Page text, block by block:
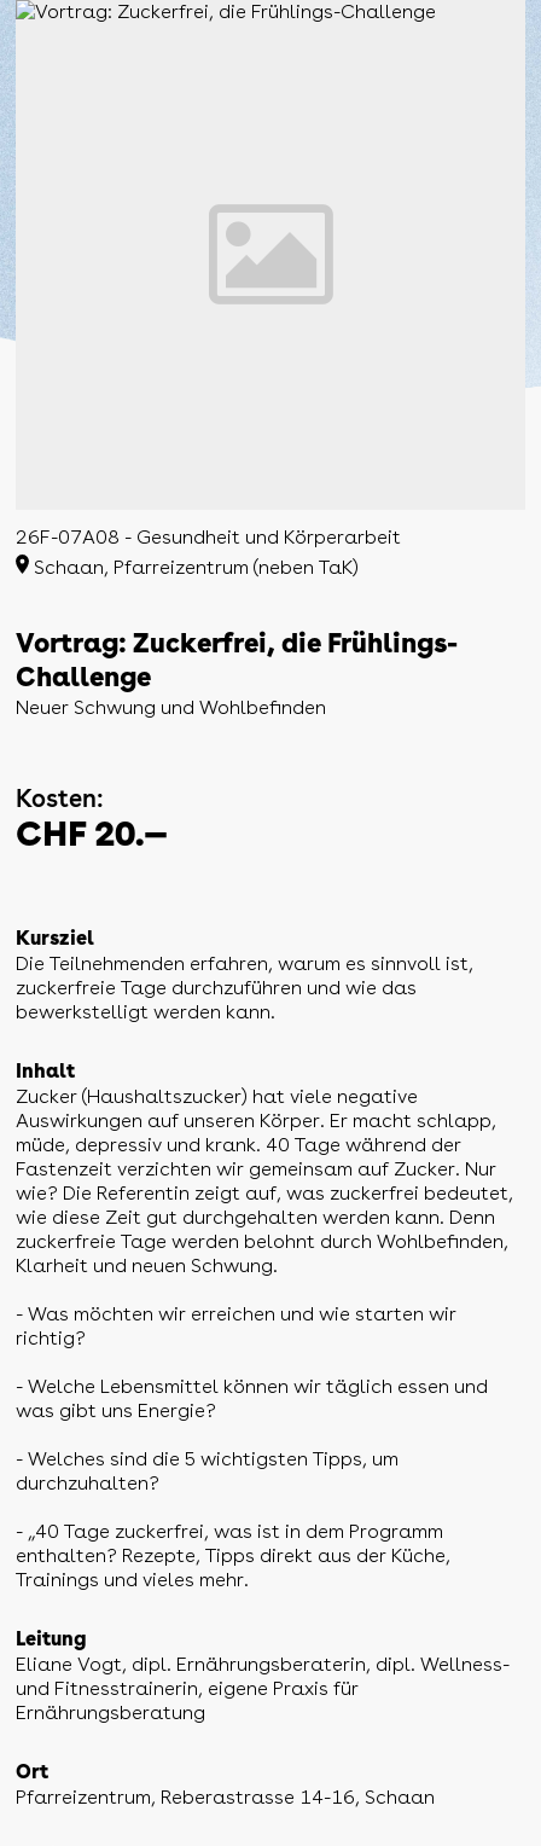
26F-07A08 - Gesundheit und Körperarbeit
Schaan, Pfarreizentrum (neben TaK)
Vortrag: Zuckerfrei, die Frühlings-
Challenge
Neuer Schwung und Wohlbefinden
Kosten:
CHF 20.—
Kursziel
Die Teilnehmenden erfahren, warum es sinnvoll ist,
zuckerfreie Tage durchzuführen und wie das
bewerkstelligt werden kann.
Inhalt
Zucker (Haushaltszucker) hat viele negative
Auswirkungen auf unseren Körper. Er macht schlapp,
müde, depressiv und krank. 40 Tage während der
Fastenzeit verzichten wir gemeinsam auf Zucker. Nur
wie? Die Referentin zeigt auf, was zuckerfrei bedeutet,
wie diese Zeit gut durchgehalten werden kann. Denn
zuckerfreie Tage werden belohnt durch Wohlbefinden,
Klarheit und neuen Schwung.
- Was möchten wir erreichen und wie starten wir
richtig?
- Welche Lebensmittel können wir täglich essen und
was gibt uns Energie?
- Welches sind die 5 wichtigsten Tipps, um
durchzuhalten?
- „40 Tage zuckerfrei, was ist in dem Programm
enthalten? Rezepte, Tipps direkt aus der Küche,
Trainings und vieles mehr.
Leitung
Eliane Vogt, dipl. Ernährungsberaterin, dipl. Wellness-
und Fitnesstrainerin, eigene Praxis für
Ernährungsberatung
Ort
Pfarreizentrum, Reberastrasse 14-16, Schaan